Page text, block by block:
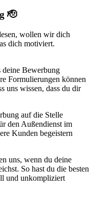
🫡
wollen wir dich
dich motiviert.
deine Bewerbung
Formulierungen können
uns wissen, dass du dir
auf die Stelle
den Außendienst im
Kunden begeistern
uns, wenn du deine
So hast du die besten
und unkompliziert